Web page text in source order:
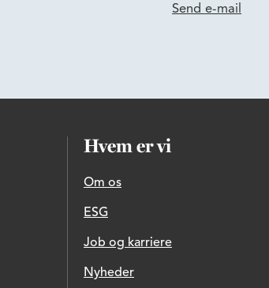
Send e-mail
Hvem er vi
Om os
ESG
Job og karriere
Nyheder